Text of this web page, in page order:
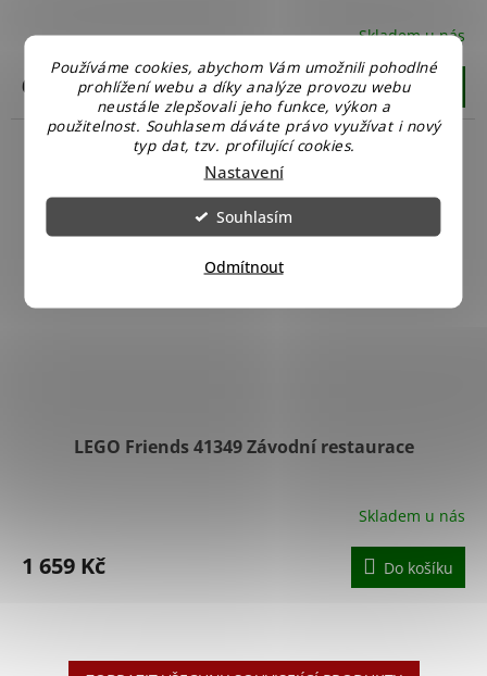
Používáme cookies, abychom Vám umožnili pohodlné
prohlížení webu a díky analýze provozu webu
neustále zlepšovali jeho funkce, výkon a
použitelnost. Souhlasem dáváte právo využívat i nový
typ dat, tzv. profilující cookies.
Nastavení
Odmítnout
Souhlasím
Skladem u nás
690 Kč Do košíku
LEGO Friends 41349 Závodní restaurace
Skladem u nás
1 659 Kč Do košíku